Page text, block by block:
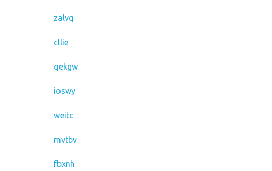
zalvq
cllie
qekgw
ioswy
weitc
mvtbv
fbxnh